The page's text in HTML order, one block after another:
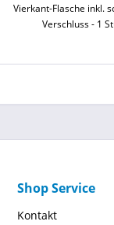
Vierkant-Flasche inkl.
Verschluss - 1
Shop Service
Kontakt